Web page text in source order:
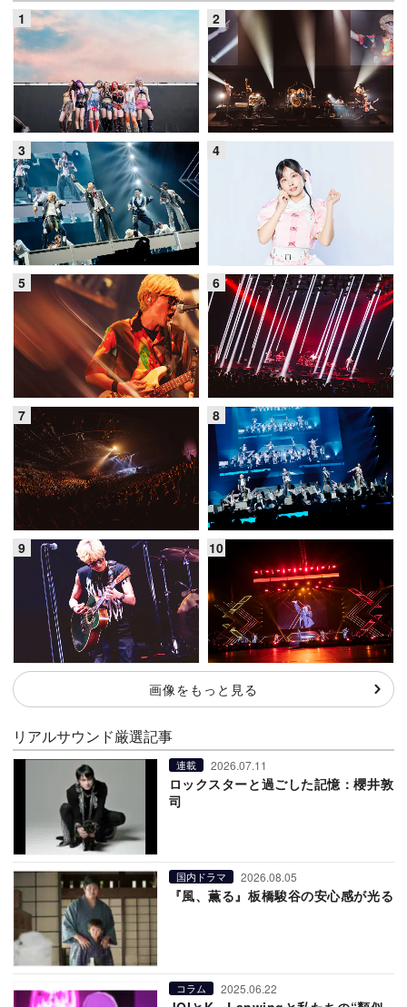
画像をもっと見る
リアルサウンド厳選記事
連載 2026.07.11
ロックスターと過ごした記憶：櫻井敦
司
国内ドラマ 2026.08.05
『風、薫る』板橋駿谷の安心感が光る
コラム 2025.06.22